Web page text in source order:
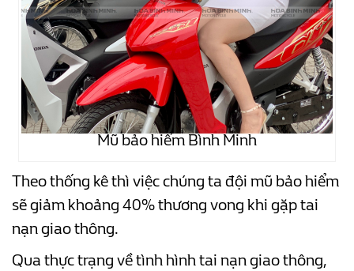
Mũ bảo hiểm Bình Minh
Theo thống kê thì việc chúng ta đội mũ bảo hiểm
sẽ giảm khoảng 40% thương vong khi gặp tai
nạn giao thông.
Qua thực trạng về tình hình tai nạn giao thông,